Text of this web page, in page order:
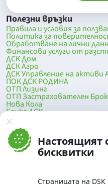
Настоящият
бисквитки
Страницата на DSK
Полезни връзки
Правила и условия за
Политика за
Обработване на лични
Финансови услуги от
ДСК Дом
ДСК Агро
ДСК Управление на активи
ПОК ДСК РОДИНА
ОТП Лизинг
ОТП Застрахователен
Нова Кола
Банка ДСК
DSK Mobile
Оферти за продажба от
Клонова мрежа и банкомати
До началото на